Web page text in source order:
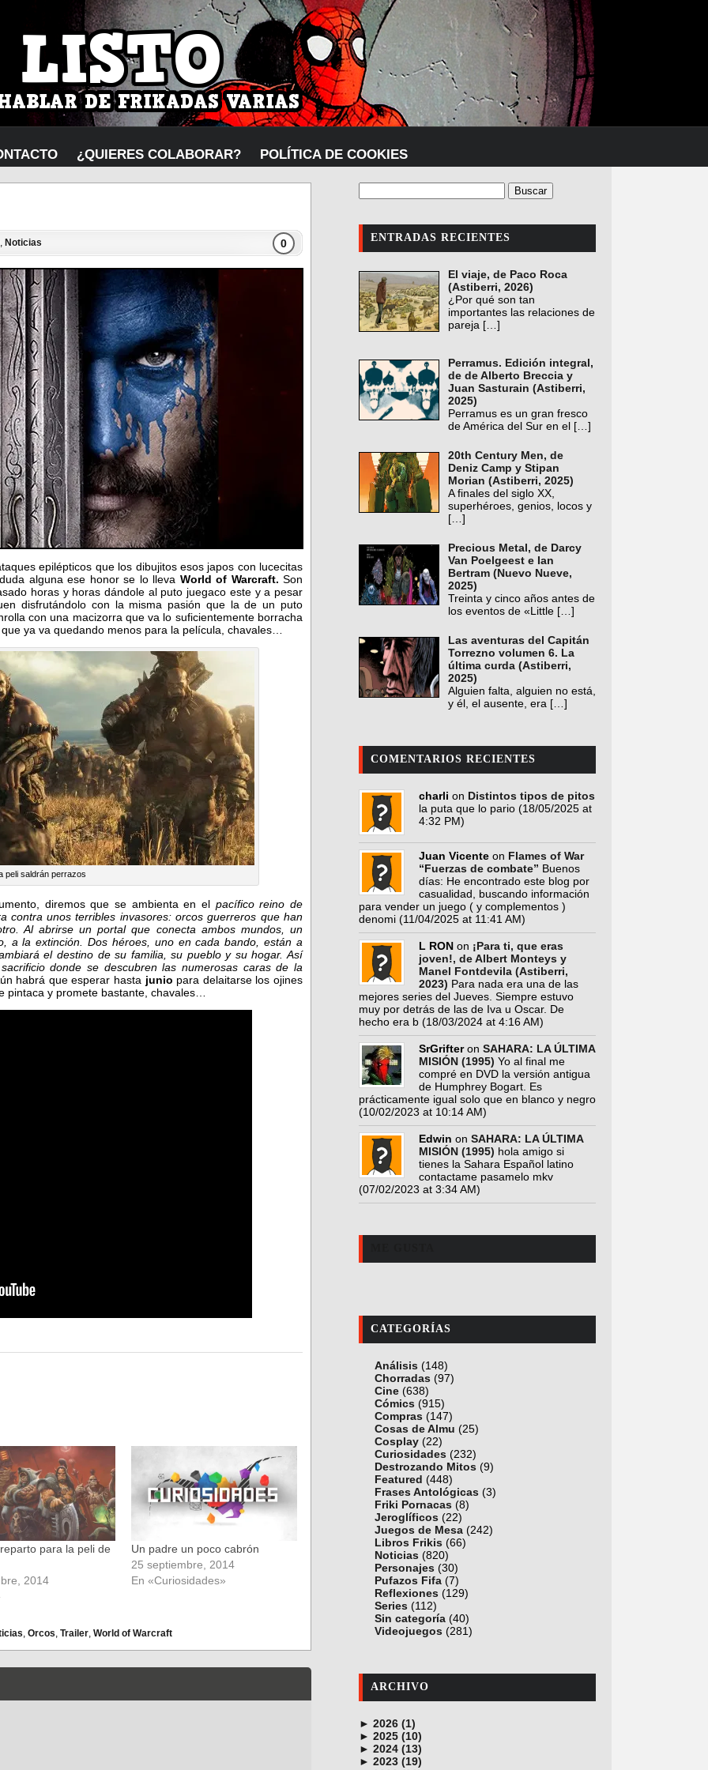
¿QUIERES COLABORAR? POLÍTICA DE COOKIES
, Noticias 0
epilépticos que los dibujitos esos japos con lucecitas
alguna ese honor se lo lleva World of Warcraft. Son
horas y horas dándole al puto juegaco este y a pesar
disfrutándolo con la misma pasión que la de un puto
con una macizorra que va lo suficientemente borracha
ya va quedando menos para la película, chavales…
peli saldrán perrazos
diremos que se ambienta en el pacífico reino de
contra unos terribles invasores: orcos guerreros que han
Al abrirse un portal que conecta ambos mundos, un
a la extinción. Dos héroes, uno en cada bando, están a
el destino de su familia, su pueblo y su hogar. Así
donde se descubren las numerosas caras de la
habrá que esperar hasta junio para delaitarse los ojines
pintaca y promete bastante, chavales…
para la peli de
2014
Un padre un poco cabrón
25 septiembre, 2014
En «Curiosidades»
, Orcos, Trailer, World of Warcraft
ENTRADAS RECIENTES
El viaje, de Paco Roca
(Astiberri, 2026)
¿Por qué son tan
importantes las relaciones de
pareja […]
Perramus. Edición integral,
de de Alberto Breccia y
Juan Sasturain (Astiberri,
2025)
Perramus es un gran fresco
de América del Sur en el […]
20th Century Men, de
Deniz Camp y Stipan
Morian (Astiberri, 2025)
A finales del siglo XX,
superhéroes, genios, locos y
[…]
Precious Metal, de Darcy
Van Poelgeest e Ian
Bertram (Nuevo Nueve,
2025)
Treinta y cinco años antes de
los eventos de «Little […]
Las aventuras del Capitán
Torrezno volumen 6. La
última curda (Astiberri,
2025)
Alguien falta, alguien no está,
y él, el ausente, era […]
COMENTARIOS RECIENTES
charli on Distintos tipos de pitos
la puta que lo pario (18/05/2025 at
4:32 PM)
Juan Vicente on Flames of War
“Fuerzas de combate” Buenos
días: He encontrado este blog por
casualidad, buscando información
para vender un juego ( y complementos )
denomi (11/04/2025 at 11:41 AM)
L RON on ¡Para ti, que eras
joven!, de Albert Monteys y
Manel Fontdevila (Astiberri,
2023) Para nada era una de las
mejores series del Jueves. Siempre estuvo
muy por detrás de las de Iva u Oscar. De
hecho era b (18/03/2024 at 4:16 AM)
SrGrifteron SAHARA: LA ÚLTIMA
MISIÓN (1995) Yo al final me
compré en DVD la versión antigua
de Humphrey Bogart. Es
prácticamente igual solo que en blanco y negro
(10/02/2023 at 10:14 AM)
Edwin on SAHARA: LA ÚLTIMA
MISIÓN (1995) hola amigo si
tienes la Sahara Español latino
contactame pasamelo mkv
(07/02/2023 at 3:34 AM)
CATEGORÍAS
Análisis (148)
Chorradas (97)
Cine (638)
Cómics (915)
Compras (147)
Cosas de Almu (25)
Cosplay (22)
Curiosidades (232)
Destrozando Mitos (9)
Featured (448)
Frases Antológicas (3)
Friki Pornacas (8)
Jeroglíficos (22)
Juegos de Mesa (242)
Libros Frikis (66)
Noticias (820)
Personajes (30)
Pufazos Fifa (7)
Reflexiones (129)
Series (112)
Sin categoría (40)
Videojuegos (281)
ARCHIVO
► 2026 (1)
junio (1)
► 2025 (10)
noviembre (1)
octubre (1)
► 2024 (13)
diciembre (4)
► 2023 (19)